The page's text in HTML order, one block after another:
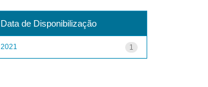
Data de Disponibilização
1
2021